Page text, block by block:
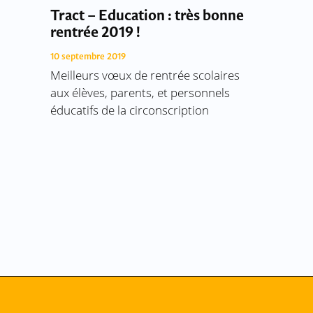
Tract – Education : très bonne
rentrée 2019 !
10 septembre 2019
Meilleurs vœux de rentrée scolaires
aux élèves, parents, et personnels
éducatifs de la circonscription